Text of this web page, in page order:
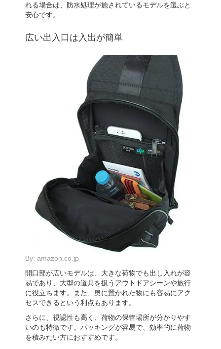
れる場合は、防水処理が施されているモデルを選ぶと
安心です。
広い出入口は入出が簡単
By: amazon.co.jp
開口部が広いモデルは、大きな荷物でも出し入れが容
易であり、大型の道具を扱うアウトドアシーンや旅行
に役立ちます。また、奥に置かれた物にも容易にアク
セスできるという利点もあります。
さらに、視認性も高く、荷物の保管場所が分かりやす
いのも特徴です。パッキングが容易で、効率的に荷物
を積みたい方におすすめです。